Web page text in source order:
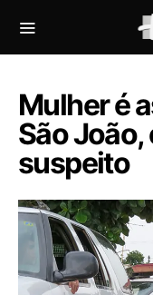
Mulher é
São
suspeito